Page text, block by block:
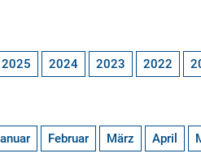
2025 2024 2023 2022
Februar März April